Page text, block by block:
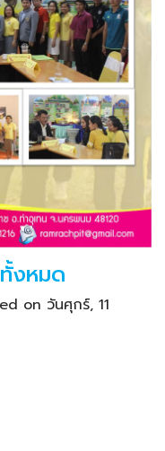
งหมด
on วันศุกร์, 11